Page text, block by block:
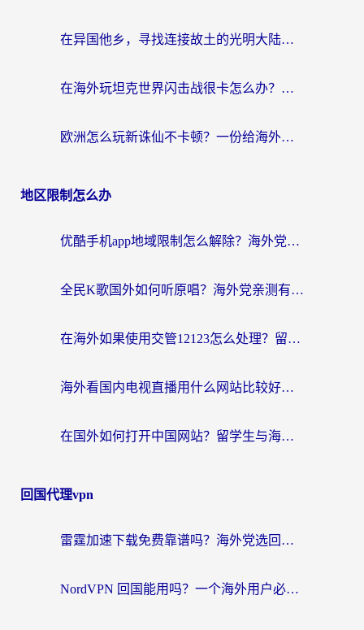
在异国他乡，寻找连接故土的光明大陆免费加速器
在海外玩坦克世界闪击战很卡怎么办？老玩家亲测有效的加速器选择指南
欧洲怎么玩新诛仙不卡顿？一份给海外游子的国服游戏畅玩指南
地区限制怎么办
优酷手机app地域限制怎么解除？海外党亲测有效的追剧方案
全民K歌国外如何听原唱？海外党亲测有效的回国加速器选择指南
在海外如果使用交管12123怎么处理？留学生亲测有效的回国加速方案
海外看国内电视直播用什么网站比较好？一篇解决你所有追剧难题的实用指南
在国外如何打开中国网站？留学生与海外华人的无缝访问指南
回国代理vpn
雷霆加速下载免费靠谱吗？海外党选回国加速器的避坑指南（附热门工具对比）
NordVPN 回国能用吗？一个海外用户必须面对的真实困境